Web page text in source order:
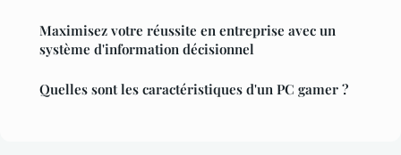
Maximisez votre réussite en entreprise avec un
système d'information décisionnel
Quelles sont les caractéristiques d'un PC gamer ?